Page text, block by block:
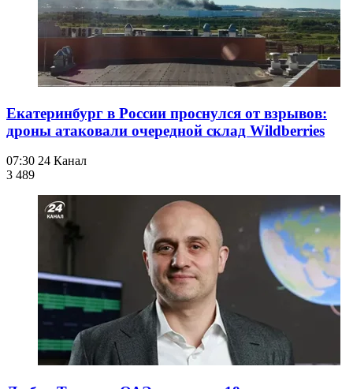
Екатеринбург в России проснулся от взрывов:
дроны атаковали очередной склад Wildberries
07:30 24 Канал
3 489